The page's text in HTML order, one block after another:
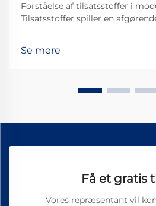
Forståelse af tilsatsstoffer i
Tilsatsstoffer spiller en
materialer for at forbedre
Se mere
Få et gratis
Vores repræsentant vil